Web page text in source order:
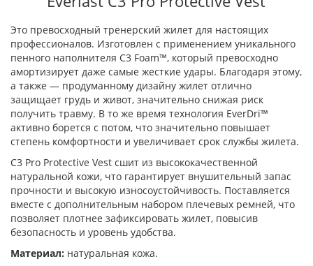
Это превосходный тренерский жилет для настоящих
профессионалов. Изготовлен с применением уникального
пенного наполнителя C3 Foam™, который превосходно
амортизирует даже самые жесткие удары. Благодаря этому,
а также — продуманному дизайну жилет отлично
защищает грудь и живот, значительно снижая риск
получить травму. В то же время технология EverDri™
активно борется с потом, что значительно повышает
степень комфортности и увеличивает срок службы жилета.
C3 Pro Protective Vest сшит из высококачественной
натуральной кожи, что гарантирует внушительный запас
прочности и высокую износоустойчивость. Поставляется
вместе с дополнительным набором плечевых ремней, что
позволяет плотнее зафиксировать жилет, повысив
безопасность и уровень удобства.
Материал: натуральная кожа.